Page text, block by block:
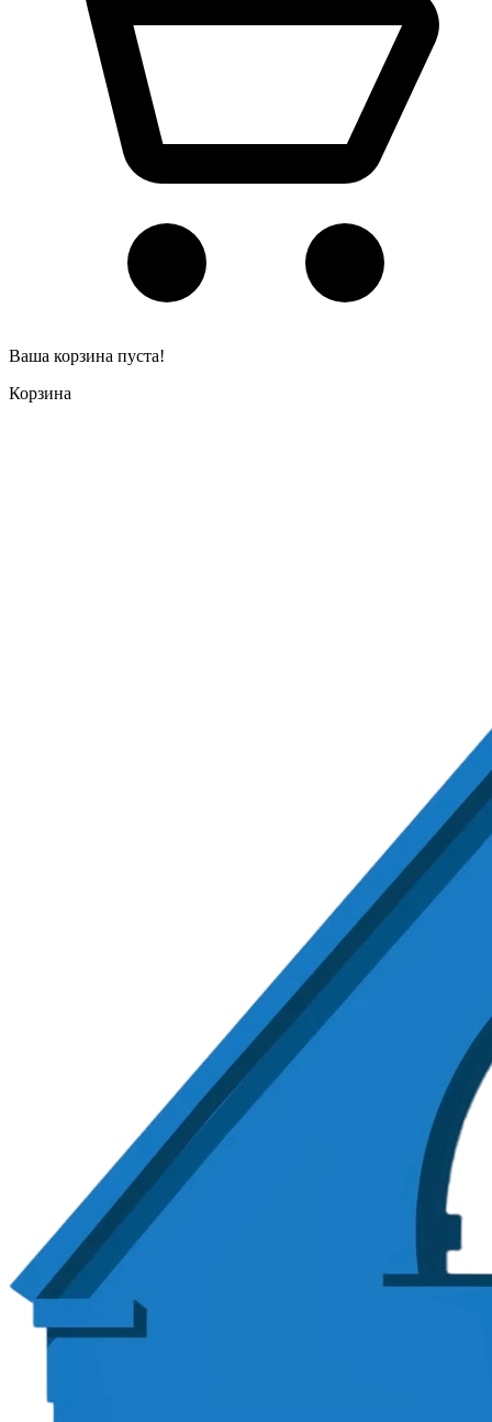
Ваша корзина пуста!
Корзина